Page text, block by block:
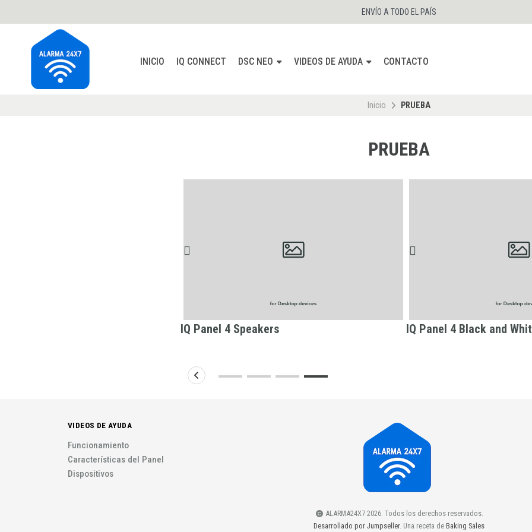
INICIO IQ CONNECT DSC NEO VIDEOS DE AYUDA CONTACTO
ENVÍO A TODO EL PAÍS
Inicio PRUEBA
PRUEBA
IQ Panel 4 Speakers IQ Panel 4 Black and
ALARMA24X7 2026. Todos los derechos reservados.
Desarrollado por Jumpseller. Una receta de Baking Sales
VIDEOS DE AYUDA
Funcionamiento
Características del Panel
Dispositivos